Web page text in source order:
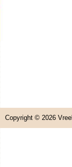
Copyright © 2026